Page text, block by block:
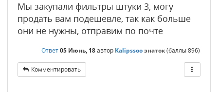
Мы закупали фильтры штуки 3, могу
продать вам подешевле, так как больше
они не нужны, отправим по почте
Ответ05 Июнь, 18автор Kalipssooзнаток(баллы896)
Комментировать